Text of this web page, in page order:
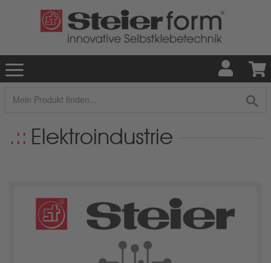
Elektroindustrie